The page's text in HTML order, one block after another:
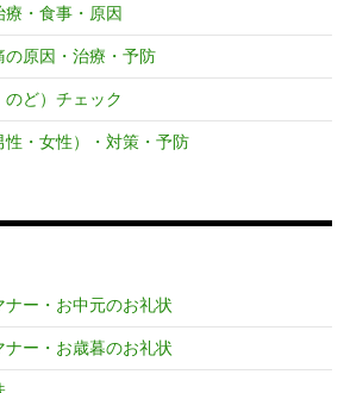
・食事・原因
原因・治療・予防
ど）チェック
・女性）・対策・予防
ー・お中元のお礼状
ー・お歳暮のお礼状